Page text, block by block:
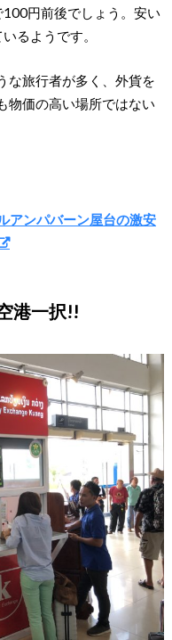
円前後でしょう。安い
るようです。
な旅行者が多く、外貨を
物価の高い場所ではない
アンパバーン屋台の激安
港一択!!